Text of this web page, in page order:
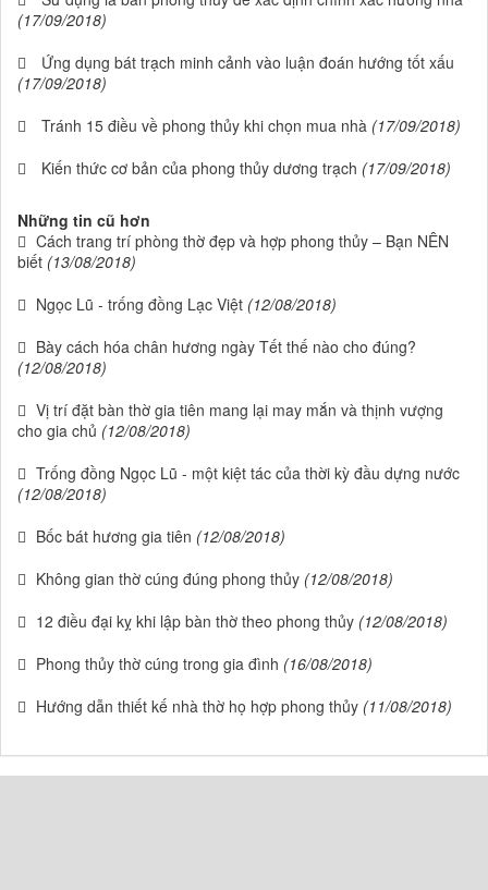
(17/09/2018)
Ứng dụng bát trạch minh cảnh vào luận đoán hướng tốt xấu
(17/09/2018)
Tránh 15 điều về phong thủy khi chọn mua nhà (17/09/2018)
Kiến thức cơ bản của phong thủy dương trạch (17/09/2018)
Những tin cũ hơn
Cách trang trí phòng thờ đẹp và hợp phong thủy – Bạn NÊN
biết (13/08/2018)
Ngọc Lũ - trống đồng Lạc Việt (12/08/2018)
Bày cách hóa chân hương ngày Tết thế nào cho đúng?
(12/08/2018)
Vị trí đặt bàn thờ gia tiên mang lại may mắn và thịnh vượng
cho gia chủ (12/08/2018)
Trống đồng Ngọc Lũ - một kiệt tác của thời kỳ đầu dựng nước
(12/08/2018)
Bốc bát hương gia tiên (12/08/2018)
Không gian thờ cúng đúng phong thủy (12/08/2018)
12 điều đại kỵ khi lập bàn thờ theo phong thủy (12/08/2018)
Phong thủy thờ cúng trong gia đình (16/08/2018)
Hướng dẫn thiết kế nhà thờ họ hợp phong thủy (11/08/2018)